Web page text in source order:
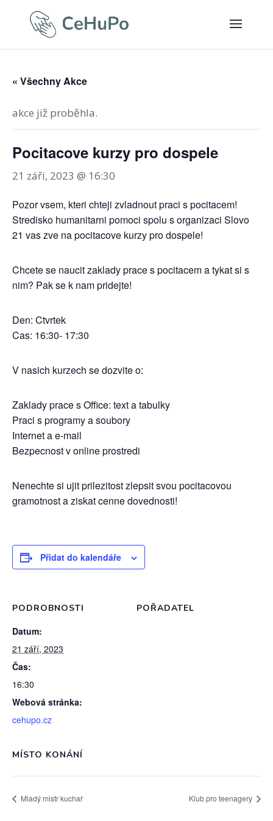
« Všechny Akce
akce již proběhla.
Pocitacove kurzy pro dospele
21 září, 2023 @ 16:30
Pozor vsem, kteri chteji zvladnout praci s pocitacem!
Stredisko humanitarni pomoci spolu s organizaci Slovo
21 vas zve na pocitacove kurzy pro dospele!
Chcete se naucit zaklady prace s pocitacem a tykat si s
nim? Pak se k nam pridejte!
Den: Ctvrtek
Cas: 16:30- 17:30
V nasich kurzech se dozvite o:
Zaklady prace s Office: text a tabulky
Praci s programy a soubory
Internet a e-mail
Bezpecnost v online prostredi
Nenechte si ujit prilezitost zlepsit svou pocitacovou
gramotnost a ziskat cenne dovednosti!
Přidat do kalendáře
PODROBNOSTI
Datum:
21 září, 2023
Čas:
16:30
Webová stránka:
cehupo.cz
POŘADATEL
MÍSTO KONÁNÍ
Mladý mistr kuchař Klub pro teenagery